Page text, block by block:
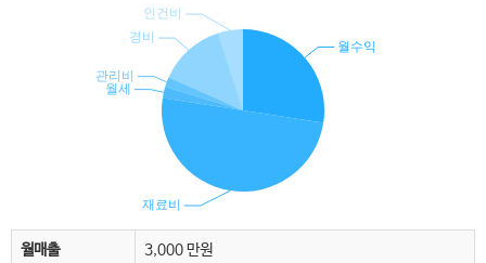
월매출 3,000 만원